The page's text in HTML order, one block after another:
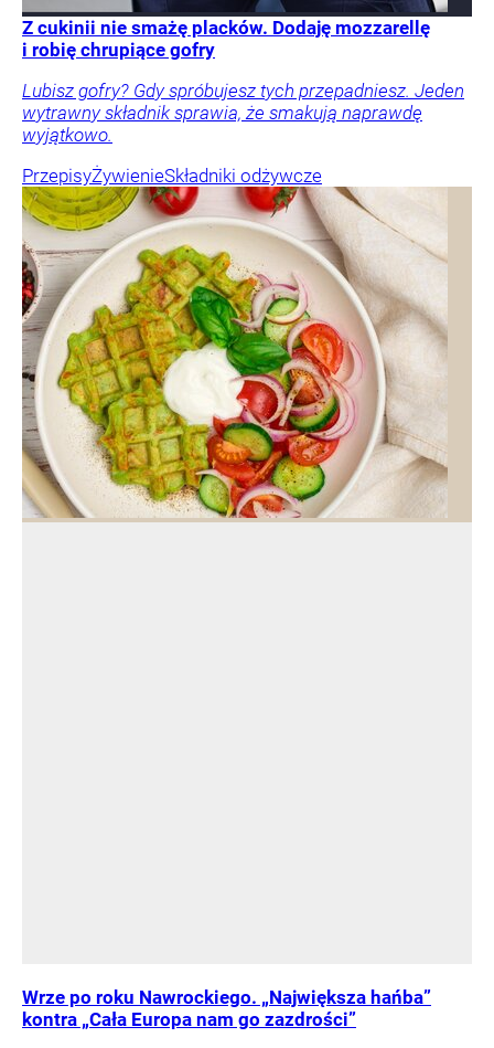
Z cukinii nie smażę placków. Dodaję mozzarellę
i robię chrupiące gofry
Lubisz gofry? Gdy spróbujesz tych przepadniesz. Jeden
wytrawny składnik sprawia, że smakują naprawdę
wyjątkowo.
PrzepisyŻywienieSkładniki odżywcze
Wrze po roku Nawrockiego. „Największa hańba”
kontra „Cała Europa nam go zazdrości”